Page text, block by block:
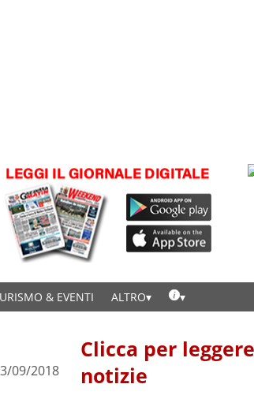
& EVENTI ALTRO
09/2018
Clicca per
notizie